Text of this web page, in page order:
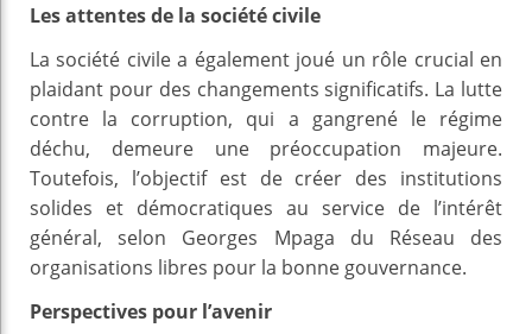
Les attentes de la société civile
La société civile a également joué un rôle crucial en
plaidant pour des changements significatifs. La lutte
contre la corruption, qui a gangrené le régime
déchu, demeure une préoccupation majeure.
Toutefois, l’objectif est de créer des institutions
solides et démocratiques au service de l’intérêt
général, selon Georges Mpaga du Réseau des
organisations libres pour la bonne gouvernance.
Perspectives pour l’avenir